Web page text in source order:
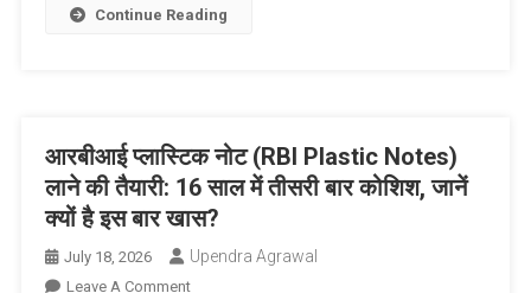
बड़ा
सभी
403
सीटों
पर
चुनाव
लड़ने
Continue Reading
आरबीआई प्लास्टिक नोट (RBI Plastic Notes)
लाने की तैयारी: 16 साल में तीसरी बार कोशिश, जानें
क्यों है इस बार खास?
July 18, 2026 Upendra Agrawal
Leave A CommentOn